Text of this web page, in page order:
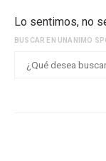
Lo sentimos, no
BUSCAR EN UNANIMO